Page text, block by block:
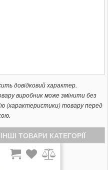
довідковий характер.
виробник може змінити без
(характеристики) товару перед
ІНШІ ТОВАРИ КАТЕГОРІЇ